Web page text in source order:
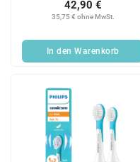
35,75 € ohne MwSt.
42,90 €
In den Warenkorb